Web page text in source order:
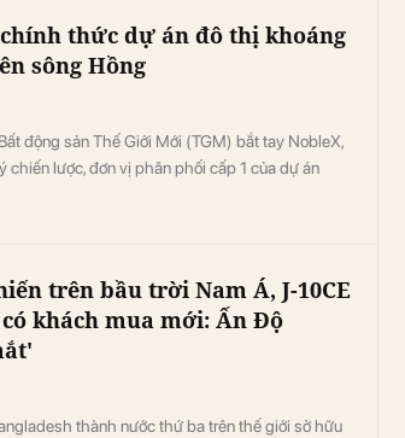
thức dự án đô thị khoáng
sông Hồng
động sản Thế Giới Mới (TGM) bắt tay NobleX,
chiến lược, đơn vị phân phối cấp 1 của dự án
trên bầu trời Nam Á, J-10CE
khách mua mới: Ấn Độ
thành nước thứ ba trên thế giới sở hữu